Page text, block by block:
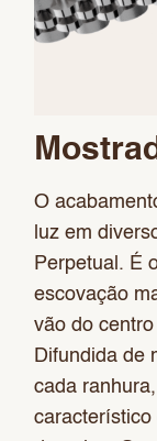
O
luz em
Perpetual. É
escovação
vão do
Difundida de
cada
característico